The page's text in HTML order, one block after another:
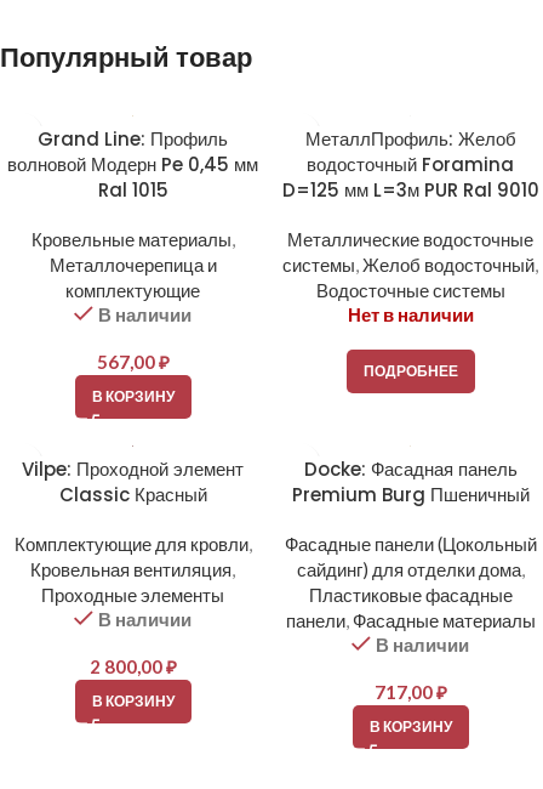
Популярный товар
Grand Line: Профиль
волновой Модерн Pe 0,45 мм
Ral 1015
Кровельные материалы,
Металлочерепица и
комплектующие
В наличии
567,00₽
В КОРЗИНУ
МеталлПрофиль: Желоб
водосточный Foramina
D=125 мм L=3м PUR Ral 9010
Металлические водосточные
системы,Желоб водосточный,
Водосточные системы
Нет в наличии
ПОДРОБНЕЕ
Vilpe: Проходной элемент
Classic Красный
Комплектующие для кровли,
Кровельная вентиляция,
Проходные элементы
В наличии
2 800,00₽
В КОРЗИНУ
Docke: Фасадная панель
Premium Burg Пшеничный
Фасадные панели (Цокольный
сайдинг) для отделки дома,
Пластиковые фасадные
панели, Фасадные материалы
В наличии
717,00₽
В КОРЗИНУ